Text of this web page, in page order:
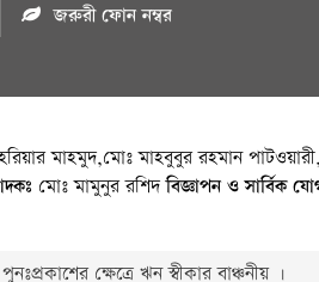
জরুরী ফোন নম্বর
মাহমুদ,মোঃ মাহবুবুর রহমান
মোঃ মামুনুর রশিদবিজ্ঞাপন ও সার্বিক
ক্ষেত্রে ঋন স্বীকার বাঞ্চনীয় ।